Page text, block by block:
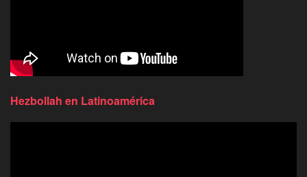
Hezbollah en Latinoamérica